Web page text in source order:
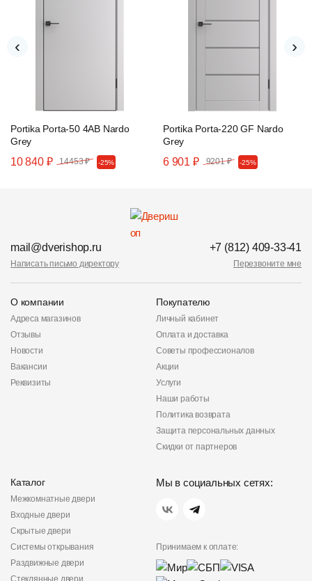
Portika Porta-50 4AB Nardo
Grey
10 840 ₽ 14453 ₽ -25%
Portika Porta-220 GF Nardo
Grey
6 901 ₽ 9201 ₽ -25%
‹ ›
mail@dverishop.ru
Написать письмо директору
+7 (812) 409-33-41
Перезвоните мне
О компании
Адреса магазинов
Отзывы
Новости
Вакансии
Реквизиты
Покупателю
Личный кабинет
Оплата и доставка
Советы профессионалов
Акции
Услуги
Наши работы
Политика возврата
Защита персональных данных
Скидки от партнеров
Каталог
Межкомнатные двери
Входные двери
Скрытые двери
Системы открывания
Раздвижные двери
Мы в социальных сетях:
Принимаем к оплате: